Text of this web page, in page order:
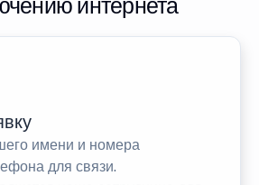
интернета
имени и номера
для связи.